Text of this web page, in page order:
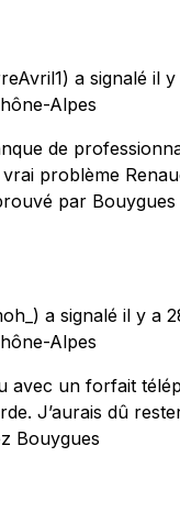
a signalé il y
Alpes
de
problème
par
a signalé il y a
Alpes
avec un forfait
J’aurais dû
Bouygues